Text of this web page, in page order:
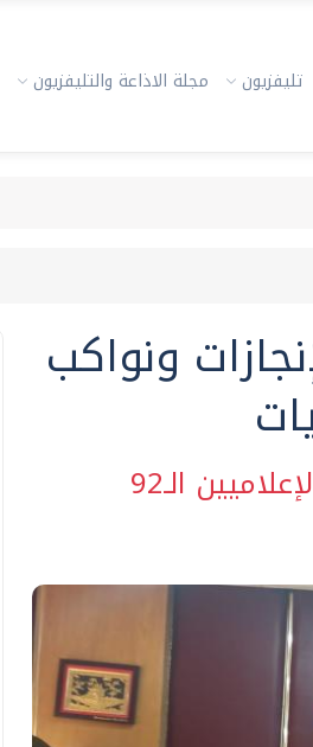
تليفزيون مجلة الاذاعة والتليفزيون
ونواكب
الـ92